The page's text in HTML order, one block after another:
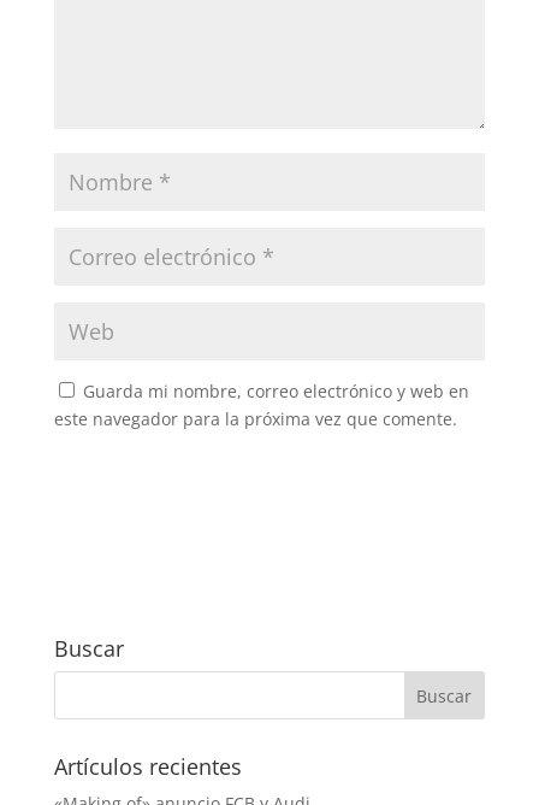
Guarda mi nombre, correo electrónico y web en
este navegador para la próxima vez que comente.
Buscar
Artículos recientes